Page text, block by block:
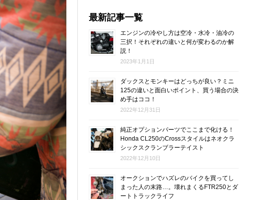
最新記事一覧
エンジンの冷やし方は空冷・水冷・油冷の
三択！それぞれの違いと何が変わるのか解
説！
2023年1月1日
ダックスとモンキーはどっちが良い？ミニ
125の違いと面白いポイント、買う場合の決
め手はココ！
2022年12月31日
純正オプションパーツでここまで化ける！
Honda CL250のCrossスタイルはネオクラ
シックスクランブラーテイスト
2022年12月10日
オークションでハズレのバイクを買ってし
まった人の末路…。壊れまくるFTR250とダ
ートトラックライフ